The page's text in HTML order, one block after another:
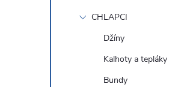
CHLAPCI
Džíny
Kalhoty a tepláky
Bundy